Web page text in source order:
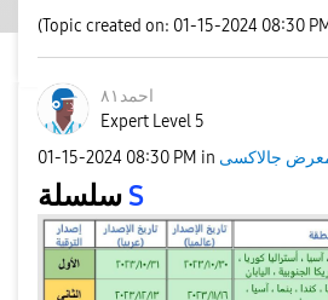
(Topic created on: 01-15-2024 08:30
احمد٨١
Expert Level 5
‎01-15-2024 08:30 PM in جالاكسى
S